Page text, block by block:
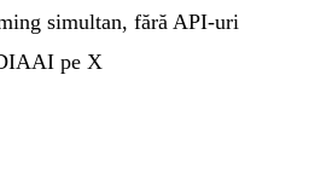
simultan, fără API-uri
pe X